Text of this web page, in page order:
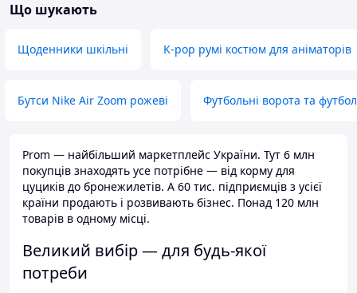
Що шукають
Щоденники шкільні K-pop румі костюм для аніматорів
Бутси Nike Air Zoom рожеві Футбольні ворота та
Prom — найбільший маркетплейс України. Тут 6 млн
покупців знаходять усе потрібне — від корму для
цуциків до бронежилетів. А 60 тис. підприємців з усієї
країни продають і розвивають бізнес. Понад 120 млн
товарів в одному місці.
Великий вибір — для будь-якої
потреби